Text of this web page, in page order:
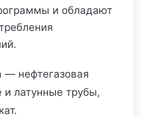
и обладают
нефтегазовая
латунные трубы,